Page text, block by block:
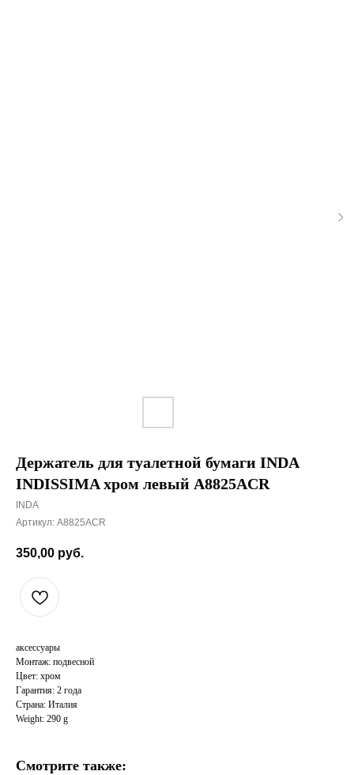
Держатель для туалетной бумаги INDA
INDISSIMA хром левый A8825ACR
INDA
Артикул: A8825ACR
350,00 руб.
аксессуары
Монтаж: подвесной
Цвет: хром
Гарантия: 2 года
Страна: Италия
Weight: 290 g
Смотрите также: